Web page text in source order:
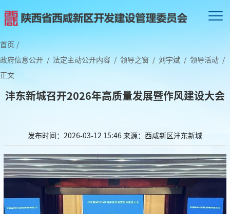
首页 /
政府信息公开 / 法定主动公开内容 / 领导之窗 / 刘宇斌 / 领导活动 /
正文
沣东新城召开2026年高质量发展暨作风建设大会
发布时间：2026-03-12 15:46来源：西咸新区沣东新城